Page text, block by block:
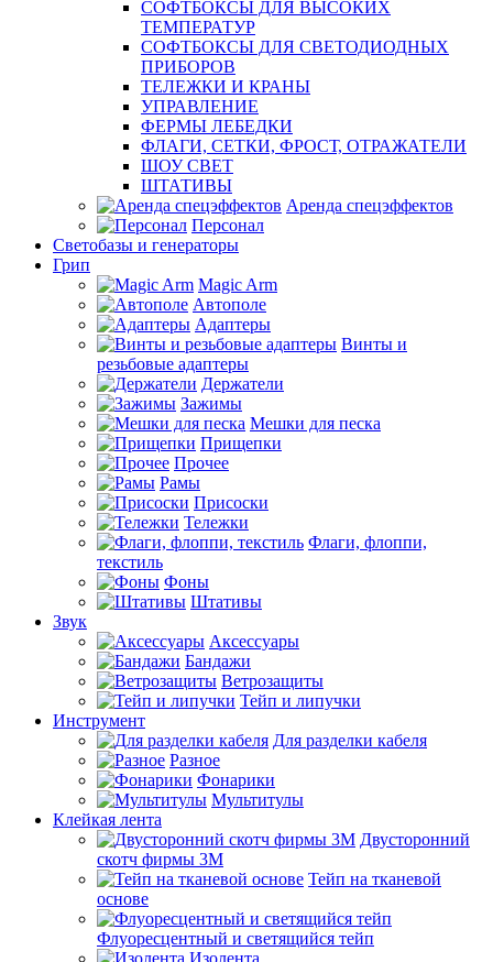
СОФТБОКСЫ ДЛЯ ВЫСОКИХ
ТЕМПЕРАТУР
СОФТБОКСЫ ДЛЯ СВЕТОДИОДНЫХ
ПРИБОРОВ
ТЕЛЕЖКИ И КРАНЫ
УПРАВЛЕНИЕ
ФЕРМЫ ЛЕБЕДКИ
ФЛАГИ, СЕТКИ, ФРОСТ, ОТРАЖАТЕЛИ
ШОУ СВЕТ
ШТАТИВЫ
Аренда спецэффектов
Персонал
Светобазы и генераторы
Грип
Magic Arm
Автополе
Адаптеры
Винты и
резьбовые адаптеры
Держатели
Зажимы
Мешки для песка
Прищепки
Прочее
Рамы
Присоски
Тележки
Флаги, флоппи,
текстиль
Фоны
Штативы
Звук
Аксессуары
Бандажи
Ветрозащиты
Тейп и липучки
Инструмент
Для разделки кабеля
Разное
Фонарики
Мультитулы
Клейкая лента
Двусторонний
скотч фирмы 3M
Тейп на тканевой
основе
Флуоресцентный и светящийся тейп
Изолента